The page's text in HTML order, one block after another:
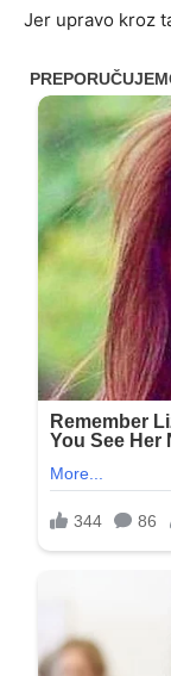
Jer upravo kroz